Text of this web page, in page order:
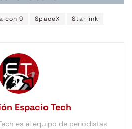
9 SpaceX Starlink
Espacio Tech
es el equipo de periodistas